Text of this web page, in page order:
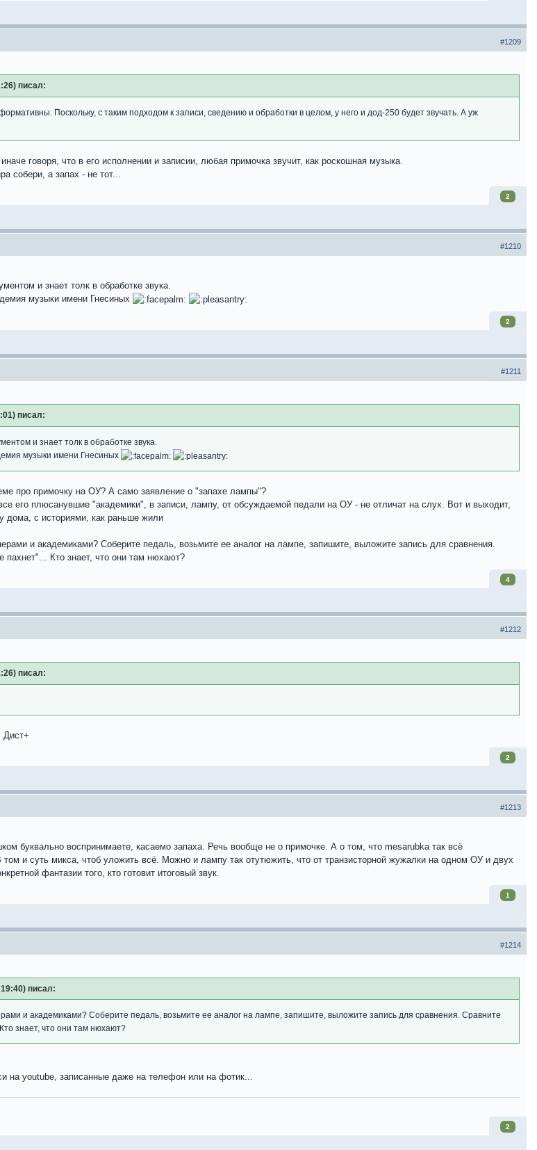
#1209
писал:
Поскольку, с таким подходом к записи, сведению и обработки в целом, у него и дод-250 будет звучать. А уж
говоря, что в его исполнении и записии, любая примочка звучит, как роскошная музыка.
собери, а запах - не тот...
2
#1210
и знает толк в обработке звука.
музыки имени Гнесиных
2
#1211
писал:
и знает толк в обработке звука.
музыки имени Гнесиных
про примочку на ОУ? А само заявление о "запахе лампы"?
его плюсанувшие "академики", в записи, лампу, от обсуждаемой педали на ОУ - не отличат на слух. Вот и выходит,
дома, с историями, как раньше жили
и академиками? Соберите педаль, возьмите ее аналог на лампе, запишите, выложите запись для сравнения.
пахнет"... Кто знает, что они там нюхают?
4
#1212
писал:
Дист+
2
#1213
буквально воспринимаете, касаемо запаха. Речь вообще не о примочке. А о том, что mesarubka так всё
и суть микса, чтоб уложить всё. Можно и лампу так отутюжить, что от транзисторной жужалки на одном ОУ и двух
фантазии того, кто готовит итоговый звук.
1
#1214
писал:
и академиками? Соберите педаль, возьмите ее аналог на лампе, запишите, выложите запись для сравнения. Сравните
знает, что они там нюхают?
на youtube, записанные даже на телефон или на фотик...
2